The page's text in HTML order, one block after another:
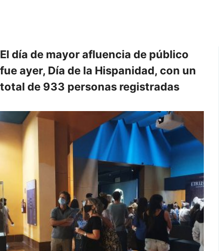
El día de mayor afluencia de público
fue ayer, Día de la Hispanidad, con un
total de 933 personas registradas